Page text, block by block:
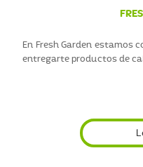
En Fresh Garden estamos
entregarte productos de